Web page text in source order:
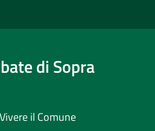
di Sopra
Vivere il Comune